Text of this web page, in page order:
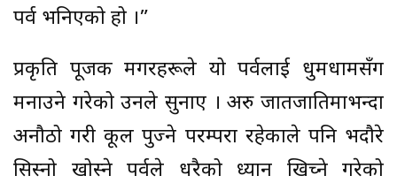
पर्व भनिएको हो ।”
प्रकृति पूजक मगरहरूले यो पर्वलाई धुमधामसँग
मनाउने गरेको उनले सुनाए । अरु जातजातिमाभन्दा
अनौठो गरी कूल पुज्ने परम्परा रहेकाले पनि भदौरे
सिस्नो खोस्ने पर्वले धरैको ध्यान खिच्ने गरेको